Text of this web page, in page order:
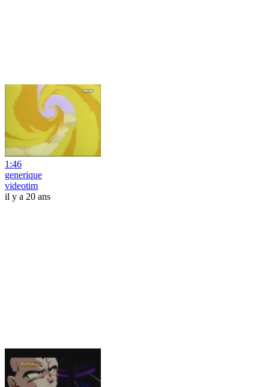
1:46
generique
videotim
il y a 20 ans